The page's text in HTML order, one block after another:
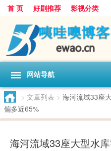
首 页 好剧推荐 影视分类
网站导航
> 文章列表 > 海河流域33座
偏多近65%
海河流域33座大型水